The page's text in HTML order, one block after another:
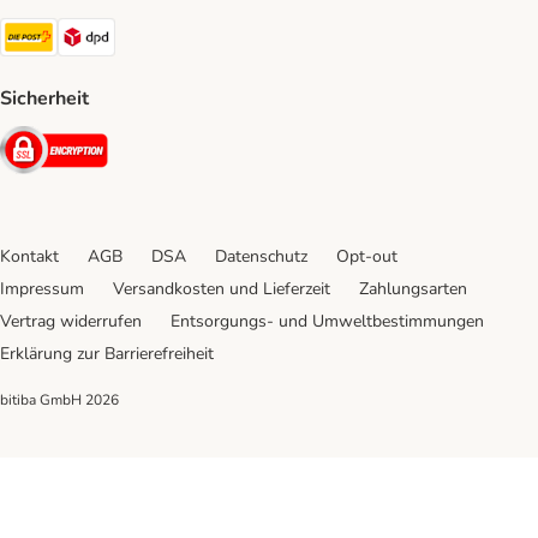
Die Post Shipping Method
Sicherheit
Security
Kontakt AGB DSA Datenschutz
Opt-out
Impressum
Versandkosten und Lieferzeit
Zahlungsarten
Vertrag widerrufen
Entsorgungs- und Umweltbestimmungen
Erklärung zur Barrierefreiheit
bitiba GmbH 2026